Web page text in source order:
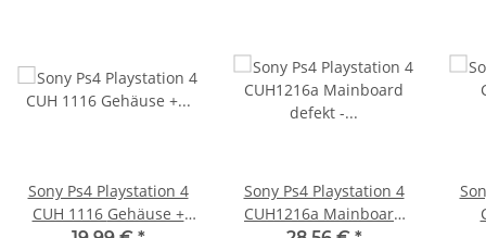
Sony Ps4 Playstation 4
CUH 1116 Gehäuse +
Sony Ps4 Playstation 4
CUH1216a Mainboard